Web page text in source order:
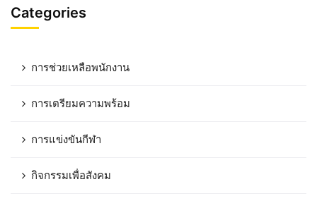
Categories
การช่วยเหลือพนักงาน
การเตรียมความพร้อม
การแข่งขันกีฬา
กิจกรรมเพื่อสังคม